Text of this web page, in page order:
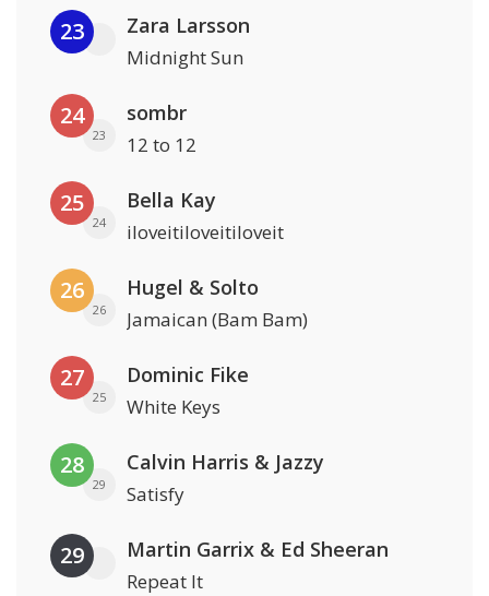
23 Zara Larsson
Midnight Sun
24
23
sombr
12 to 12
25
24
Bella Kay
iloveitiloveitiloveit
26
26
Hugel & Solto
Jamaican (Bam Bam)
27
25
Dominic Fike
White Keys
28
29
Calvin Harris & Jazzy
Satisfy
29 Martin Garrix & Ed Sheeran
Repeat It